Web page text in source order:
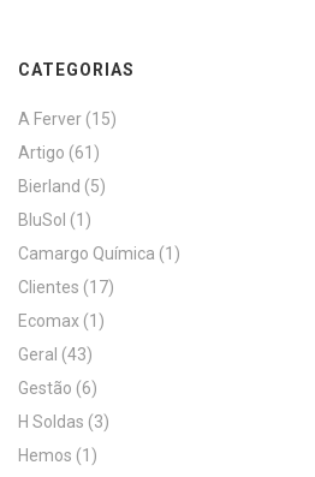
CATEGORIAS
A Ferver (15)
Artigo (61)
Bierland (5)
BluSol (1)
Camargo Química (1)
Clientes (17)
Ecomax (1)
Geral (43)
Gestão (6)
H Soldas (3)
Hemos (1)